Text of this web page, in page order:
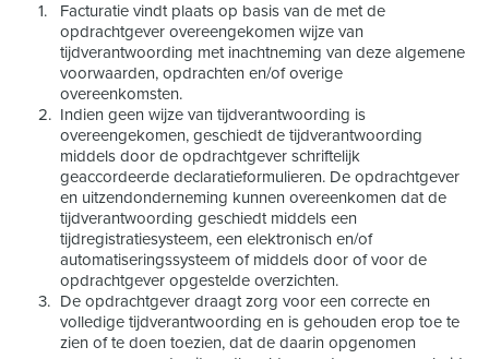
Facturatie vindt plaats op basis van de met de
opdrachtgever overeengekomen wijze van
tijdverantwoording met inachtneming van deze algemene
voorwaarden, opdrachten en/of overige
overeenkomsten.
Indien geen wijze van tijdverantwoording is
overeengekomen, geschiedt de tijdverantwoording
middels door de opdrachtgever schriftelijk
geaccordeerde declaratieformulieren. De opdrachtgever
en uitzendonderneming kunnen overeenkomen dat de
tijdverantwoording geschiedt middels een
tijdregistratiesysteem, een elektronisch en/of
automatiseringssysteem of middels door of voor de
opdrachtgever opgestelde overzichten.
De opdrachtgever draagt zorg voor een correcte en
volledige tijdverantwoording en is gehouden erop toe te
zien of te doen toezien, dat de daarin opgenomen